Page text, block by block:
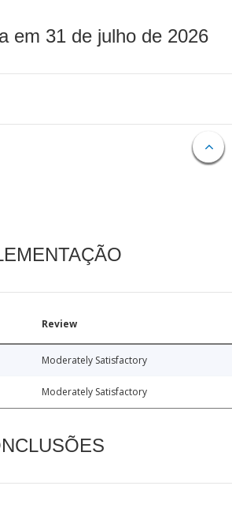
em 31 de julho de 2026
Review
Moderately Satisfactory
Moderately Satisfactory